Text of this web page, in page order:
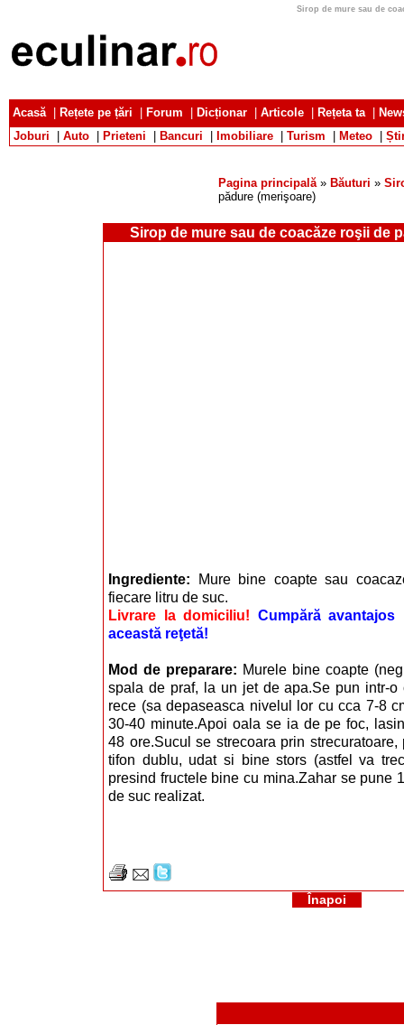
Sirop de mure sau de
Acasă| Rețete pe țări Forum Dicționar Articole Rețeta ta|
Joburi
Auto Prieteni Bancuri Imobiliare Turism Meteo
Pagina principală» Băuturi »
pădure (merişoare)
Sirop de mure sau de coacăze roşii de
Ingrediente: Mure bine coapte sau
fiecare litru de suc.
Livrare la domiciliu! Cumpără avantajos
această reţetă!
Mod de preparare: Murele bine coapte
spala de praf, la un jet de apa.Se pun intr-o
rece (sa depaseasca nivelul lor cu cca 7-8
30-40 minute.Apoi oala se ia de pe foc,
48 ore.Sucul se strecoara prin
tifon dublu, udat si bine stors (astfel va
presind fructele bine cu mina.Zahar se pune
de suc realizat.
Înapoi